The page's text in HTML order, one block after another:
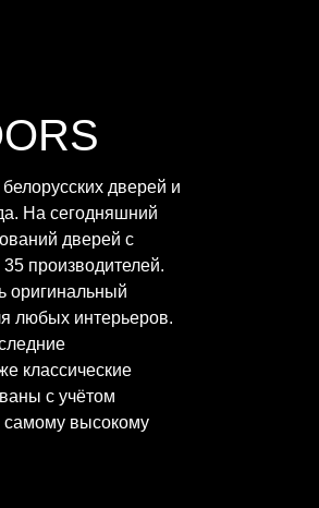
дверей и
На сегодняшний
дверей с
производителей.
оригинальный
любых интерьеров.
классические
с учётом
самому высокому